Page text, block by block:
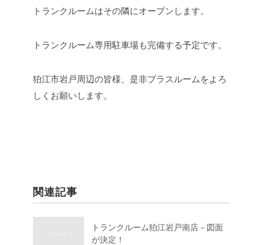
トランクルームはその隣にオープンします。
トランクルーム専用駐車場も完備する予定です。
狛江市岩戸周辺の皆様、是非プラスルームをよろ
しくお願いします。
関連記事
トランクルーム狛江岩戸南店－図面
が決定！